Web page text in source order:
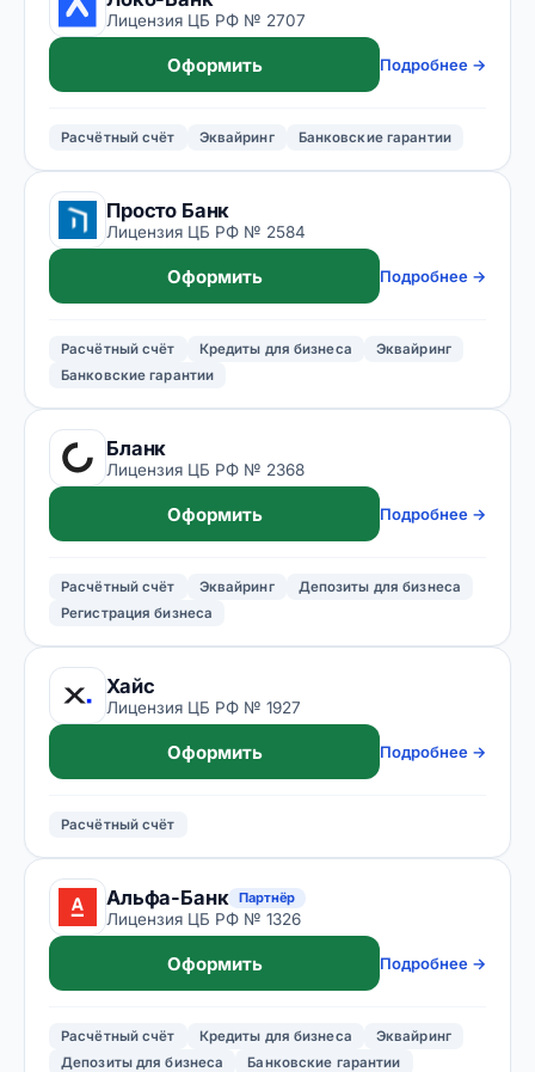
Лицензия ЦБ РФ № 2707
Оформить Подробнее →
Расчётный счёт Эквайринг Банковские гарантии
Просто Банк
Лицензия ЦБ РФ № 2584
Оформить Подробнее →
Расчётный счёт Кредиты для бизнеса
Эквайринг
Банковские гарантии
Бланк
Лицензия ЦБ РФ № 2368
Оформить Подробнее →
Расчётный счёт Эквайринг
Депозиты для бизнеса
Регистрация бизнеса
Хайс
Лицензия ЦБ РФ № 1927
Оформить Подробнее →
Расчётный счёт
Альфа-Банк Партнёр
Лицензия ЦБ РФ № 1326
Оформить Подробнее →
Расчётный счёт Кредиты для бизнеса
Эквайринг
Депозиты для бизнеса
Банковские гарантии